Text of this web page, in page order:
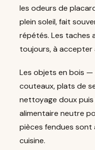
les odeurs de
plein soleil, fait
répétés. Les taches
toujours, à accepter
Les objets en bois —
couteaux, plats de
nettoyage doux puis
alimentaire neutre
pièces fendues sont
cuisine.